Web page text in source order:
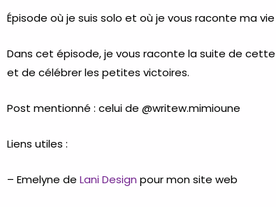
Épisode où je suis solo et où je vous raconte ma
Dans cet épisode, je vous raconte la suite de
et de célébrer les petites victoires.
Post mentionné : celui de @writew.mimioune
Liens utiles :
– Emelyne de Lani Design pour mon site web